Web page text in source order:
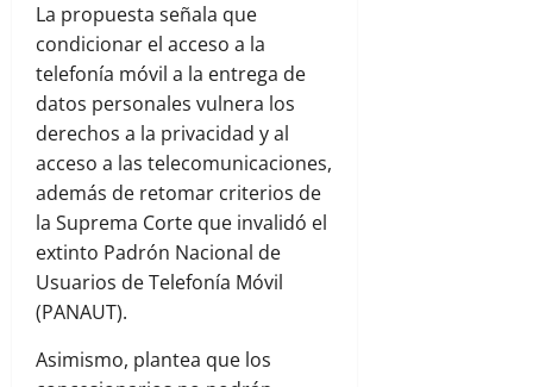
La propuesta señala que
condicionar el acceso a la
telefonía móvil a la entrega de
datos personales vulnera los
derechos a la privacidad y al
acceso a las telecomunicaciones,
además de retomar criterios de
la Suprema Corte que invalidó el
extinto Padrón Nacional de
Usuarios de Telefonía Móvil
(PANAUT).
Asimismo, plantea que los